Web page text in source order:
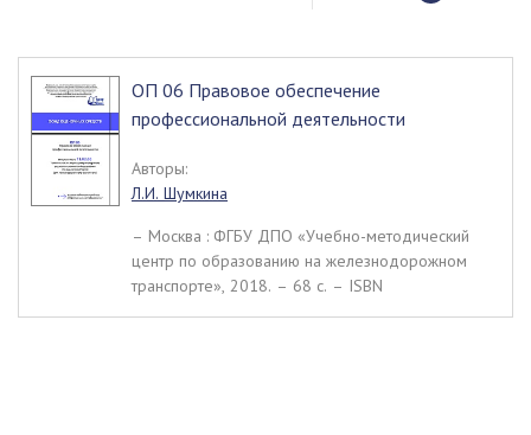
ОП 06 Правовое обеспечение
профессиональной деятельности
Авторы:
Л.И. Шумкина
– Москва : ФГБУ ДПО «Учебно-методический
центр по образованию на железнодорожном
транспорте», 2018. – 68 c. – ISBN